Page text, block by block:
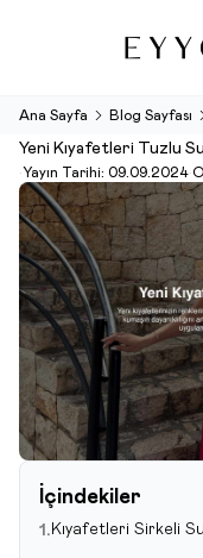
Ana Sayfa Blog Sayfası
Yeni Kıyafetleri Tuzlu
•Yayın Tarihi: 09.09.2024•
İçindekiler
1. Kıyafetleri Sirkeli